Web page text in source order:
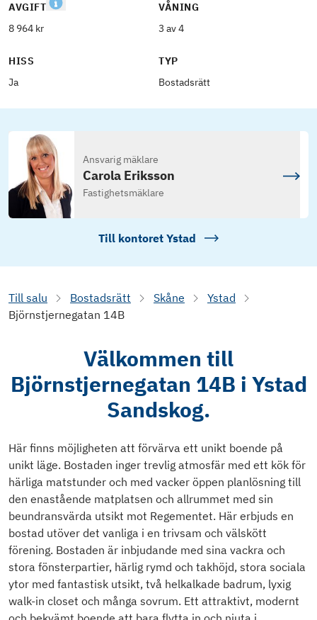
AVGIFT
8 964 kr
VÅNING
3 av 4
HISS
Ja
TYP
Bostadsrätt
Ansvarig mäklare
Carola Eriksson
Fastighetsmäklare
Till kontoret Ystad
Till salu Bostadsrätt Skåne
Ystad
Björnstjernegatan 14B
Välkommen till
Björnstjernegatan 14B i Ystad
Sandskog.
Här finns möjligheten att förvärva ett unikt boende på
unikt läge. Bostaden inger trevlig atmosfär med ett kök för
härliga matstunder och med vacker öppen planlösning till
den enastående matplatsen och allrummet med sin
beundransvärda utsikt mot Regementet. Här erbjuds en
bostad utöver det vanliga i en trivsam och välskött
förening. Bostaden är inbjudande med sina vackra och
stora fönsterpartier, härlig rymd och takhöjd, stora sociala
ytor med fantastisk utsikt, två helkalkade badrum, lyxig
walk-in closet och många sovrum. Ett attraktivt, modernt